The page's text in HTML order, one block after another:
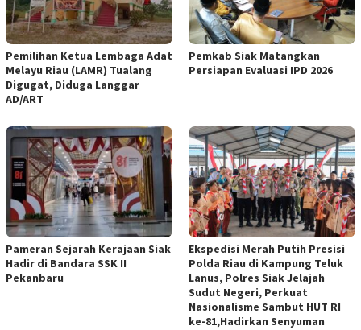
Pemilihan Ketua Lembaga Adat
Melayu Riau (LAMR) Tualang
Digugat, Diduga Langgar
AD/ART
Pemkab Siak Matangkan
Persiapan Evaluasi IPD 2026
Pameran Sejarah Kerajaan Siak
Hadir di Bandara SSK II
Pekanbaru
Ekspedisi Merah Putih Presisi
Polda Riau di Kampung Teluk
Lanus, Polres Siak Jelajah
Sudut Negeri, Perkuat
Nasionalisme Sambut HUT RI
ke-81,Hadirkan Senyuman